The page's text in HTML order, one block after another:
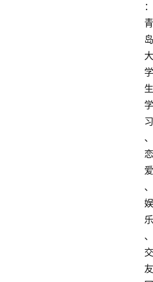
：
青
岛
大
学
生
学
习
、
恋
爱
、
娱
乐
、
交
友